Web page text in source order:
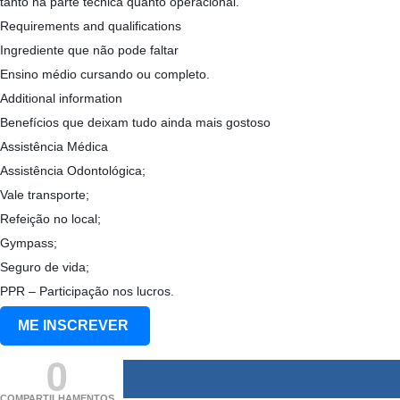
Requirements and qualifications
Ingrediente que não pode faltar
Ensino médio cursando ou completo.
Additional information
Benefícios que deixam tudo ainda mais gostoso
Assistência Médica
Assistência Odontológica;
Vale transporte;
Refeição no local;
Gympass;
Seguro de vida;
PPR – Participação nos lucros.
ME INSCREVER
0